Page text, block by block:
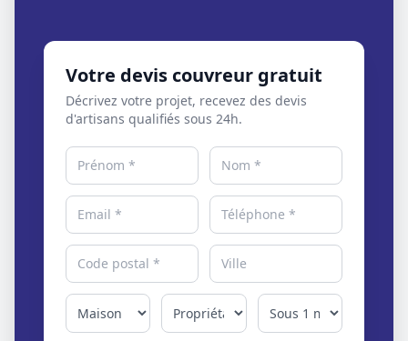
Votre devis couvreur gratuit
Décrivez votre projet, recevez des devis
d'artisans qualifiés sous 24h.